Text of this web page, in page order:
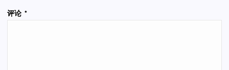
评论 *